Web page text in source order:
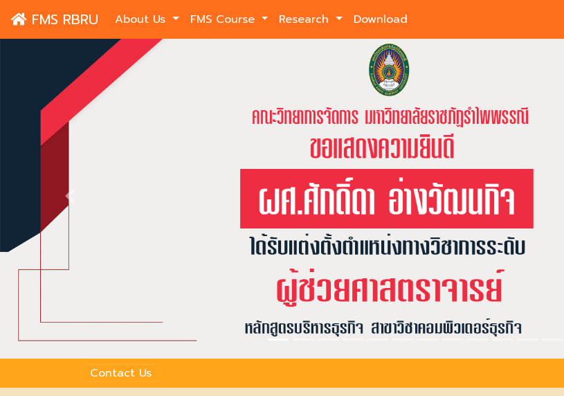
Previous
FMS RBRU About Us FMS Course Research Download
Contact Us